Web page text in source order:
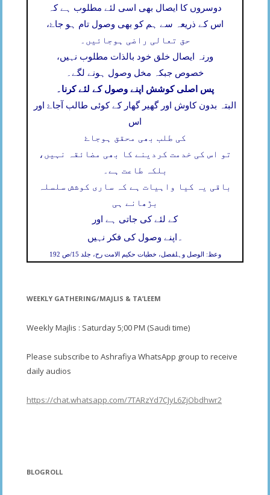
دوسروں کا ایصال بھی اسی لئے مطلوب ہے کہ
اس کے ذریعہ سے ہم کو بھی وصول تام ہو جاۓ،
حق تعالی راضی ہوجائیں۔
ورنہ ایصال خلق خود بالذات مطلوب نہیں،
خصوص جبکہ مخل وصول ہونے لگے۔
پس اصلی کوشش اپنے وصول کے لئے کرنا۔
البتہ بدون کاوش اور گھیر گھار کے کوئی طالب آجاۓ اور
اس
کی طلب بھی محقق ہوجاۓ
تو اس کی خدمت کردینے کا بھی مضائقہ نہیں،
بلکہ طاعت ہے۔
باقی یہ کیا واہیات ہے کہ ساری کوشش سلسلہ
بڑھانے ہی
کے لئے کی جاتی ہے اور
اپنے وصول کی فکر نہیں ۔
وعظ: الوصل وہلفصل، خطبات حکیم الامت رح، جلد 15/ص 192
WEEKLY GATHERING/MAJLIS & TA’LEEM
Weekly Majlis : Saturday 5;00 PM (Saudi time)
Please subscribe to Ashrafiya WhatsApp group to receive
daily audios
https://chat.whatsapp.com/7TARzYd7CJyL6ZjObdhwr2
BLOGROLL